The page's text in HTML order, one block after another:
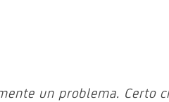
un problema. Certo